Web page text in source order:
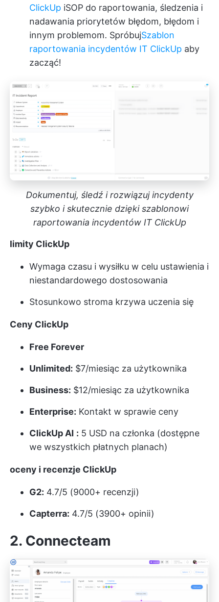
ClickUp iSOP do raportowania, śledzenia i
nadawania priorytetów błędom, błędom i
innym problemom. SpróbujSzablon
raportowania incydentów IT ClickUp aby
zacząć!
Dokumentuj, śledź i rozwiązuj incydenty
szybko i skutecznie dzięki szablonowi
raportowania incydentów IT ClickUp
limity ClickUp
Wymaga czasu i wysiłku w celu ustawienia i
niestandardowego dostosowania
Stosunkowo stroma krzywa uczenia się
Ceny ClickUp
Free Forever
Unlimited: $7/miesiąc za użytkownika
Business: $12/miesiąc za użytkownika
Enterprise: Kontakt w sprawie ceny
ClickUp AI : 5 USD na członka (dostępne
we wszystkich płatnych planach)
oceny i recenzje ClickUp
G2: 4.7/5 (9000+ recenzji)
Capterra: 4.7/5 (3900+ opinii)
2. Connecteam